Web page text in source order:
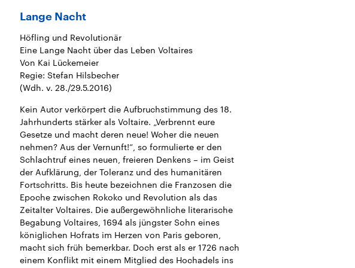
und
Staaten zu
der Erde, mit
Einfluss auf das
Weltgeschehen.
palästinensischen
Hamas im Oktober 2023
auf Israel hat in der
Region wieder die
Gewalt entfacht. Israel
möchte die Hamas
zerstören. Diese wird wie
vom Iran unterstützt.
von einem
Staatsideologie
verankert.
Lange Nacht
Höfling und Revolutionär
Eine Lange Nacht über das Leben Voltaires
Von Kai Lückemeier
Regie: Stefan Hilsbecher
(Wdh. v. 28./29.5.2016)
Kein Autor verkörpert die Aufbruchstimmung des 18.
Jahrhunderts stärker als Voltaire. „Verbrennt eure
Gesetze und macht deren neue! Woher die neuen
nehmen? Aus der Vernunft!“, so formulierte er den
Schlachtruf eines neuen, freieren Denkens – im Geist
der Aufklärung, der Toleranz und des humanitären
Fortschritts. Bis heute bezeichnen die Franzosen die
Epoche zwischen Rokoko und Revolution als das
Zeitalter Voltaires. Die außergewöhnliche literarische
Begabung Voltaires, 1694 als jüngster Sohn eines
königlichen Hofrats im Herzen von Paris geboren,
macht sich früh bemerkbar. Doch erst als er 1726 nach
einem Konflikt mit einem Mitglied des Hochadels ins